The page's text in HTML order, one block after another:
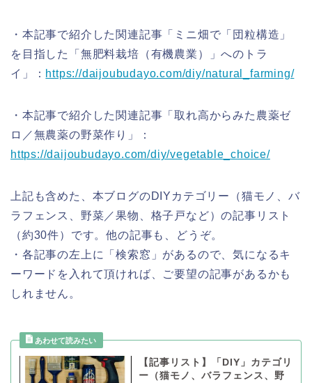
・本記事で紹介した関連記事「ミニ畑で「団粒構造」
を目指した「無肥料栽培（有機農業）」へのトラ
イ」： https://daijoubudayo.com/diy/natural_farming/
・本記事で紹介した関連記事「取れ高からみた農薬ゼ
ロ／無農薬の野菜作り」：
https://daijoubudayo.com/diy/vegetable_choice/
上記も含めた、本ブログのDIYカテゴリー（猫モノ、バ
ラフェンス、野菜／果物、格子戸など）の記事リスト
（約30件）です。他の記事も、どうぞ。
・各記事の左上に「検索窓」があるので、気になるキ
ーワードを入れて頂ければ、ご要望の記事があるかも
しれません。
【記事リスト】「DIY」カテゴリ
ー（猫モノ、バラフェンス、野